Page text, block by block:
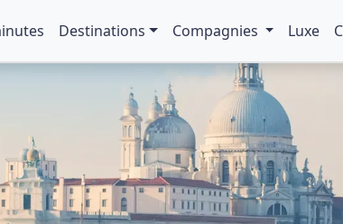
Destinations Compagnies Luxe